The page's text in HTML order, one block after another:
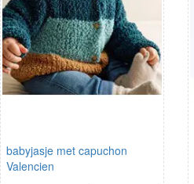
babyjasje met capuchon
Valencien